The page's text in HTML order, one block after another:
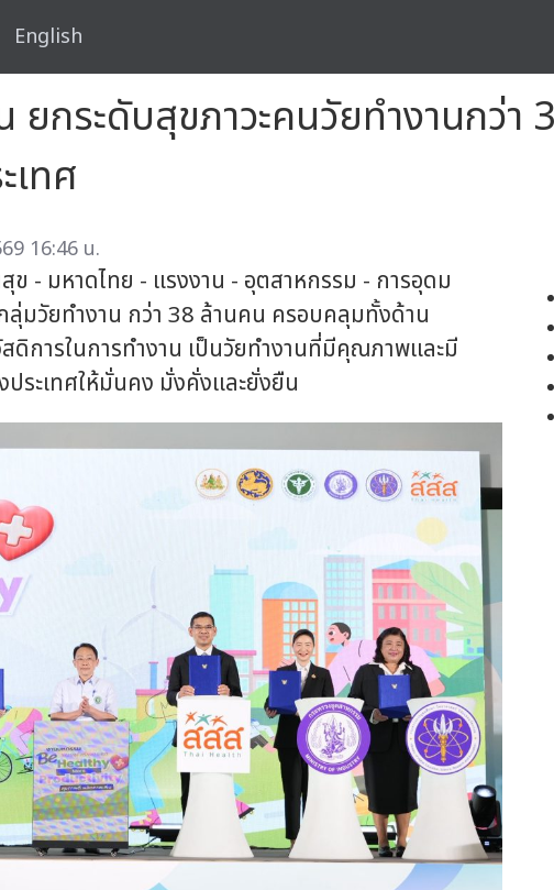
English
กระดับสุขภาวะคนวัยทำงานกว่า
เทศ
16:46 น.
- มหาดไทย - แรงงาน - อุตสาหกรรม - การอุดม
มวัยทำงาน กว่า 38 ล้านคน ครอบคลุมทั้งด้าน
การในการทำงาน เป็นวัยทำงานที่มีคุณภาพและมี
ประเทศให้มั่นคง มั่งคั่งและยั่งยืน